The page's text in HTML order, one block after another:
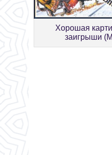
Хорошая
заигрыши